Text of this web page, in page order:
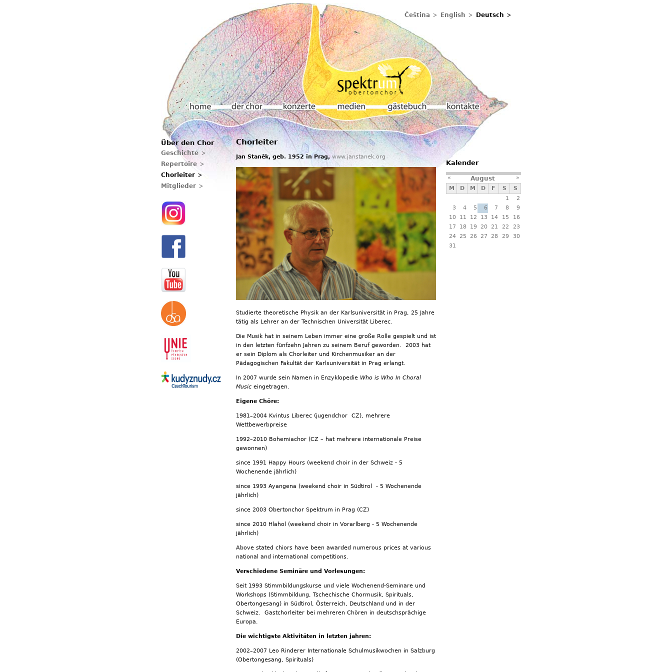
Čeština English Deutsch
Chorleiter
Jan Staněk, geb. 1952 in Prag, www.janstanek.org
Studierte theoretische Physik an der Karlsuniversität in Prag, 25 Jahre
tätig als Lehrer an der Technischen Universität Liberec.
Die Musik hat in seinem Leben immer eine große Rolle gespielt und ist
in den letzten fünfzehn Jahren zu seinem Beruf geworden. 2003 hat
er sein Diplom als Chorleiter und Kirchenmusiker an der
Pädagogischen Fakultät der Karlsuniversität in Prag erlangt.
In 2007 wurde sein Namen in Enzyklopedie Who is Who In Choral
Music eingetragen.
Eigene Chöre:
1981–2004 Kvintus Liberec (jugendchor CZ), mehrere
Wettbewerbpreise
1992–2010 Bohemiachor (CZ – hat mehrere internationale Preise
gewonnen)
since 1991 Happy Hours (weekend choir in der Schweiz - 5
Wochenende jährlich)
since 1993 Ayangena (weekend choir in Südtirol - 5 Wochenende
jährlich)
since 2003 Obertonchor Spektrum in Prag (CZ)
since 2010 Hlahol (weekend choir in Vorarlberg - 5 Wochenende
jährlich)
Above stated chiors have been awarded numerous prices at various
national and international competitions.
Verschiedene Seminäre und Vorlesungen:
Seit 1993 Stimmbildungskurse und viele Wochenend-Seminare und
Workshops (Stimmbildung, Tschechische Chormusik, Spirituals,
Obertongesang) in Südtirol, Österreich, Deutschland und in der
Schweiz. Gastchorleiter bei mehreren Chören in deutschsprächige
Europa.
Die wichtigste Aktivitäten in letzten jahren:
2002–2007 Leo Rinderer Internationale Schulmusikwochen in Salzburg
(Obertongesang, Spirituals)
Hauptmenü
Home Der chor Konzerte Medien Gästebuch Kontakte
Über den Chor
Geschichte
Repertoire
Chorleiter
Mitglieder
Kalender
« August
»
M
D M D F S
S
1
2
3
4 5 6 7 8
9
10
11 12 13 14 15
16
17
18 19 20 21 22
23
24 25 26 27 28 29
30
31